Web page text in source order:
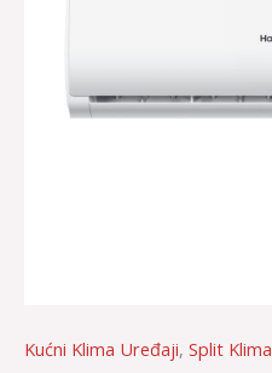
Kućni Klima Uređaji, Split